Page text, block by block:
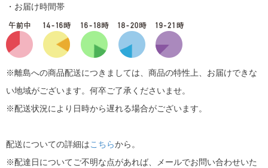
・お届け時間帯
※離島への商品配送につきましては、商品の特性上、お届けできな
い地域がございます。何卒ご了承くださいませ。
※配送状況により日時から遅れる場合がございます。
配送についての詳細はこちらから。
※配達日についてご不明な点があれば、メールでお問い合わせいた